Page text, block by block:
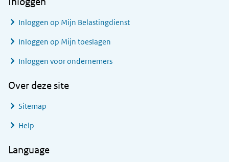
Inloggen op Mijn Belastingdienst
Inloggen op Mijn toeslagen
Inloggen voor ondernemers
Over deze site
Sitemap
Help
Language